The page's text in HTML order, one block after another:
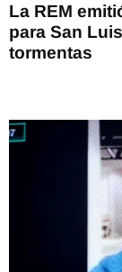
La REM
para San
tormentas